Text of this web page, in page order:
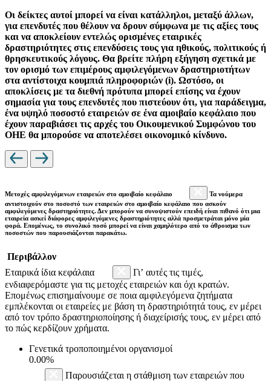
Οι δείκτες αυτοί μπορεί να είναι κατάλληλοι, μεταξύ άλλων,
για επενδυτές που θέλουν να δρουν σύμφωνα με τις αξίες τους
και να αποκλείουν εντελώς ορισμένες εταιρικές
δραστηριότητες στις επενδύσεις τους για ηθικούς, πολιτικούς ή
θρησκευτικούς λόγους. Θα βρείτε πλήρη εξήγηση σχετικά με
τον ορισμό των επιμέρους αμφιλεγόμενων δραστηριοτήτων
στα αντίστοιχα κουμπιά πληροφοριών (i). Ωστόσο, οι
αποκλίσεις με τα διεθνή πρότυπα μπορεί επίσης να έχουν
σημασία για τους επενδυτές που πιστεύουν ότι, για παράδειγμα,
ένα υψηλό ποσοστό εταιρειών σε ένα αμοιβαίο κεφάλαιο που
έχουν παραβιάσει τις αρχές του Οικουμενικού Συμφώνου του
ΟΗΕ θα μπορούσε να αποτελέσει οικονομικό κίνδυνο.
Μετοχές αμφιλεγόμενων εταιρειών στο αμοιβαίο κεφάλαιο
Τα νούμερα
αντιστοιχούν στο ποσοστό των εταιρειών στο αμοιβαίο κεφάλαιο που ασκούν
αμφιλεγόμενες δραστηριότητες. Δεν μπορούν να συνοψιστούν επειδή είναι πιθανό ότι μια
εταιρεία ασκεί διάφορες αμφιλεγόμενες δραστηριότητες αλλά προσμετράται μόνο μία
φορά. Επομένως, το συνολικό ποσό μπορεί να είναι χαμηλότερο από το άθροισμα των
ποσοστών που παρουσιάζονται παρακάτω.
Περιβάλλον
Εταιρικά ίδια κεφάλαια
Γι’ αυτές τις τιμές,
ενδιαφερόμαστε για τις μετοχές εταιρειών και όχι κρατών.
Επομένως επισημαίνουμε σε ποια αμφιλεγόμενα ζητήματα
εμπλέκονται οι εταιρείες με βάση τη δραστηριότητά τους, εν μέρει
από τον τρόπο δραστηριοποίησης ή διαχείρισής τους, εν μέρει από
το πώς κερδίζουν χρήματα.
Γενετικά τροποποιημένοι οργανισμοί
0.00%
Παρουσιάζεται η στάθμιση των εταιρειών που